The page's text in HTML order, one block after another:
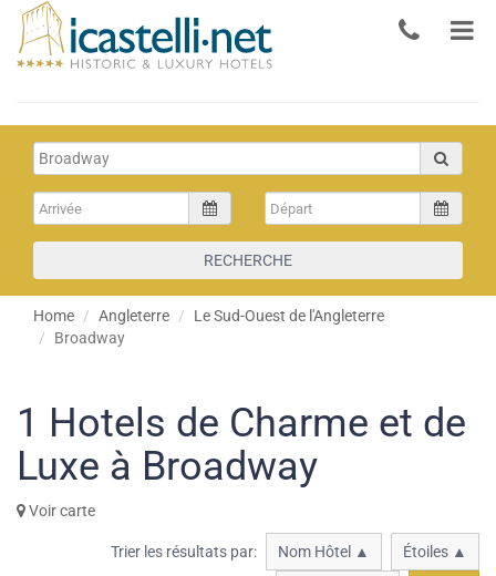
RECHERCHE
Home Angleterre
Le Sud-Ouest de l'Angleterre
Broadway
1 Hotels de Charme et de
Luxe à Broadway
Voir carte
Trier les résultats par: Nom Hôtel ▲ Étoiles ▲